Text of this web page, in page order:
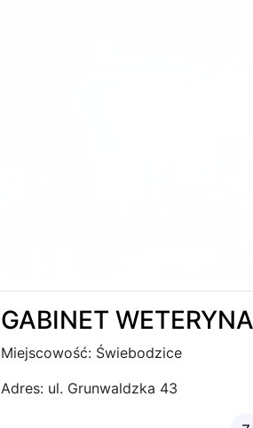
GABINET
Miejscowość: Świebodzice
Adres: ul. Grunwaldzka 43